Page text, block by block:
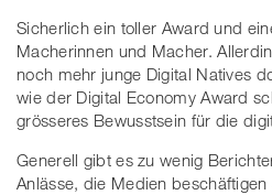
Sicherlich ein toller Award und
Macherinnen und Macher.
noch mehr junge Digital Natives
wie der Digital Economy Award
grösseres Bewusstsein für die
Generell gibt es zu wenig
Anlässe, die Medien